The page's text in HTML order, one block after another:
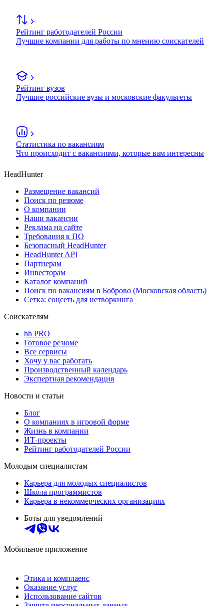
Рейтинг работодателей России
Лучшие компании для работы по мнению соискателей
Рейтинг вузов
Лучшие российские вузы и московские факультеты
Статистика по вакансиям
Что происходит с вакансиями, которые вам интересны
HeadHunter
Размещение вакансий
Поиск по резюме
О компании
Наши вакансии
Реклама на сайте
Требования к ПО
Безопасный HeadHunter
HeadHunter API
Партнерам
Инвесторам
Каталог компаний
Поиск по вакансиям в Боброво (Московская область)
Сетка: соцсеть для нетворкинга
Соискателям
hh PRO
Готовое резюме
Все сервисы
Хочу у вас работать
Производственный календарь
Экспертная рекомендация
Новости и статьи
Блог
О компаниях в игровой форме
Жизнь в компании
ИТ-проекты
Рейтинг работодателей России
Молодым специалистам
Карьера для молодых специалистов
Школа программистов
Карьера в некоммерческих организациях
Боты для уведомлений
Мобильное приложение
Этика и комплаенс
Оказание услуг
Использование сайтов